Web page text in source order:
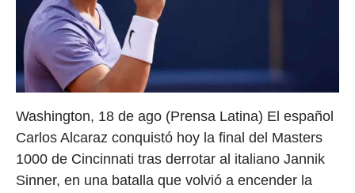
Washington, 18 de ago (Prensa Latina) El español
Carlos Alcaraz conquistó hoy la final del Masters
1000 de Cincinnati tras derrotar al italiano Jannik
Sinner, en una batalla que volvió a encender la